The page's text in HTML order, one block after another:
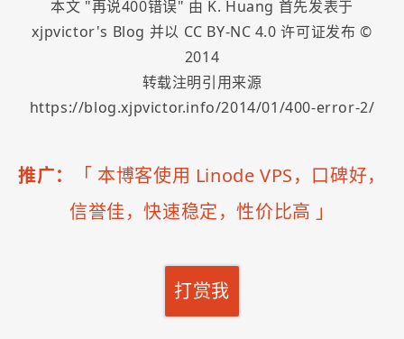
本文 "再说400错误" 由 K. Huang 首先发表于
xjpvictor's Blog 并以 CC BY-NC 4.0 许可证发布 ©
2014
转载注明引用来源
https://blog.xjpvictor.info/2014/01/400-error-2/
推广： 「 本博客使用 Linode VPS，口碑好，
信誉佳，快速稳定，性价比高 」
打赏我